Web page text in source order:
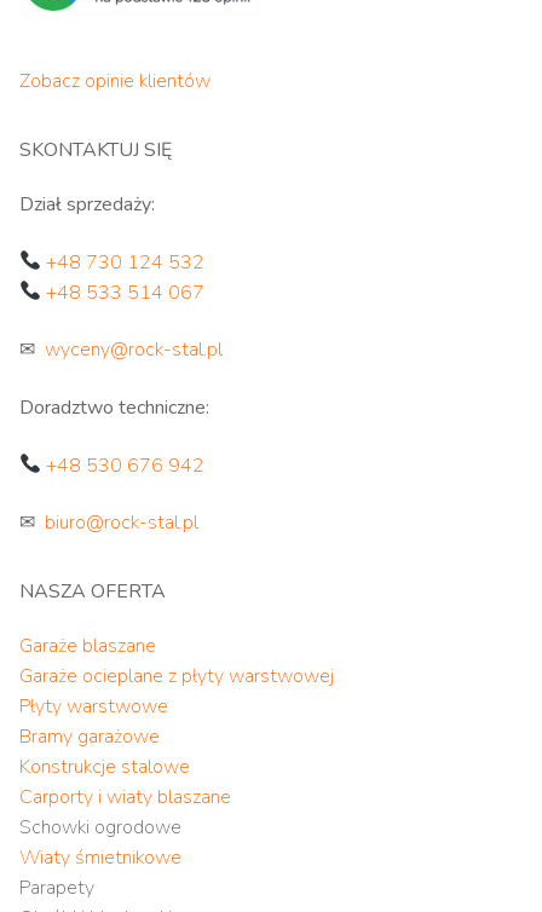
Zobacz opinie klientów
SKONTAKTUJ SIĘ
Dział sprzedaży:
+48 730 124 532
+48 533 514 067
✉ wyceny@rock-stal.pl
Doradztwo techniczne:
+48 530 676 942
✉ biuro@rock-stal.pl
NASZA OFERTA
Garaże blaszane
Garaże ocieplane z płyty warstwowej
Płyty warstwowe
Bramy garażowe
Konstrukcje stalowe
Carporty i wiaty blaszane
Schowki ogrodowe
Wiaty śmietnikowe
Parapety